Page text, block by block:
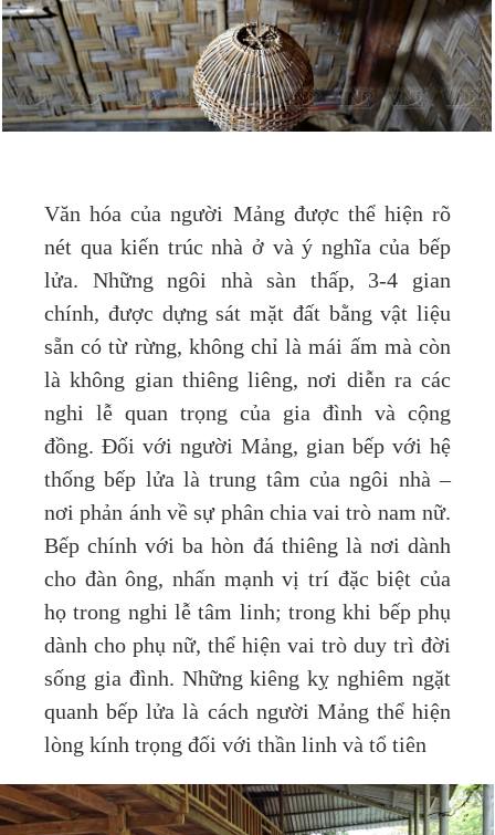
Văn hóa của người Mảng được thể hiện rõ
nét qua kiến trúc nhà ở và ý nghĩa của bếp
lửa. Những ngôi nhà sàn thấp, 3-4 gian
chính, được dựng sát mặt đất bằng vật liệu
sẵn có từ rừng, không chỉ là mái ấm mà còn
là không gian thiêng liêng, nơi diễn ra các
nghi lễ quan trọng của gia đình và cộng
đồng. Đối với người Mảng, gian bếp với hệ
thống bếp lửa là trung tâm của ngôi nhà –
nơi phản ánh về sự phân chia vai trò nam nữ.
Bếp chính với ba hòn đá thiêng là nơi dành
cho đàn ông, nhấn mạnh vị trí đặc biệt của
họ trong nghi lễ tâm linh; trong khi bếp phụ
dành cho phụ nữ, thể hiện vai trò duy trì đời
sống gia đình. Những kiêng kỵ nghiêm ngặt
quanh bếp lửa là cách người Mảng thể hiện
lòng kính trọng đối với thần linh và tổ tiên